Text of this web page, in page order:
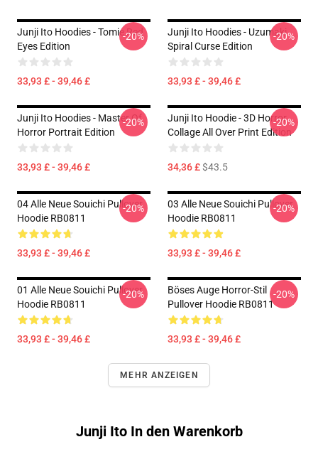
Junji Ito Hoodies - Tomie Red
Eyes Edition
33,93 £ - 39,46 £
-20%
Junji Ito Hoodies - Uzumaki
Spiral Curse Edition
33,93 £ - 39,46 £
-20%
Junji Ito Hoodies - Master Of
Horror Portrait Edition
33,93 £ - 39,46 £
-20%
Junji Ito Hoodie - 3D Horror
Collage All Over Print Edition
34,36 £$43.5
-20%
04 Alle Neue Souichi Pullover
Hoodie RB0811
33,93 £ - 39,46 £
-20%
03 Alle Neue Souichi Pullover
Hoodie RB0811
33,93 £ - 39,46 £
-20%
01 Alle Neue Souichi Pullover
Hoodie RB0811
33,93 £ - 39,46 £
-20%
Böses Auge Horror-Stil
Pullover Hoodie RB0811
33,93 £ - 39,46 £
-20%
MEHR ANZEIGEN
Junji Ito In den Warenkorb